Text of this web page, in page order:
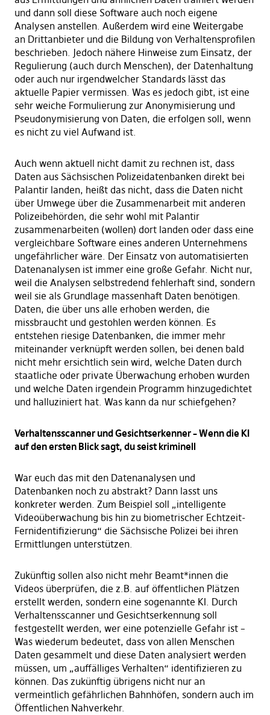
und dann soll diese Software auch noch eigene
Analysen anstellen. Außerdem wird eine Weitergabe
an Drittanbieter und die Bildung von Verhaltensprofilen
beschrieben. Jedoch nähere Hinweise zum Einsatz, der
Regulierung (auch durch Menschen), der Datenhaltung
oder auch nur irgendwelcher Standards lässt das
aktuelle Papier vermissen. Was es jedoch gibt, ist eine
sehr weiche Formulierung zur Anonymisierung und
Pseudonymisierung von Daten, die erfolgen soll, wenn
es nicht zu viel Aufwand ist.
Auch wenn aktuell nicht damit zu rechnen ist, dass
Daten aus Sächsischen Polizeidatenbanken direkt bei
Palantir landen, heißt das nicht, dass die Daten nicht
über Umwege über die Zusammenarbeit mit anderen
Polizeibehörden, die sehr wohl mit Palantir
zusammenarbeiten (wollen) dort landen oder dass eine
vergleichbare Software eines anderen Unternehmens
ungefährlicher wäre. Der Einsatz von automatisierten
Datenanalysen ist immer eine große Gefahr. Nicht nur,
weil die Analysen selbstredend fehlerhaft sind, sondern
weil sie als Grundlage massenhaft Daten benötigen.
Daten, die über uns alle erhoben werden, die
missbraucht und gestohlen werden können. Es
entstehen riesige Datenbanken, die immer mehr
miteinander verknüpft werden sollen, bei denen bald
nicht mehr ersichtlich sein wird, welche Daten durch
staatliche oder private Überwachung erhoben wurden
und welche Daten irgendein Programm hinzugedichtet
und halluziniert hat. Was kann da nur schiefgehen?
Verhaltensscanner und Gesichtserkenner – Wenn die KI
auf den ersten Blick sagt, du seist kriminell
War euch das mit den Datenanalysen und
Datenbanken noch zu abstrakt? Dann lasst uns
konkreter werden. Zum Beispiel soll „intelligente
Videoüberwachung bis hin zu biometrischer Echtzeit-
Fernidentifizierung“ die Sächsische Polizei bei ihren
Ermittlungen unterstützen.
Zukünftig sollen also nicht mehr Beamt*innen die
Videos überprüfen, die z.B. auf öffentlichen Plätzen
erstellt werden, sondern eine sogenannte KI. Durch
Verhaltensscanner und Gesichtserkennung soll
festgestellt werden, wer eine potenzielle Gefahr ist –
Was wiederum bedeutet, dass von allen Menschen
Daten gesammelt und diese Daten analysiert werden
müssen, um „auffälliges Verhalten“ identifizieren zu
können. Das zukünftig übrigens nicht nur an
vermeintlich gefährlichen Bahnhöfen, sondern auch im
Öffentlichen Nahverkehr.